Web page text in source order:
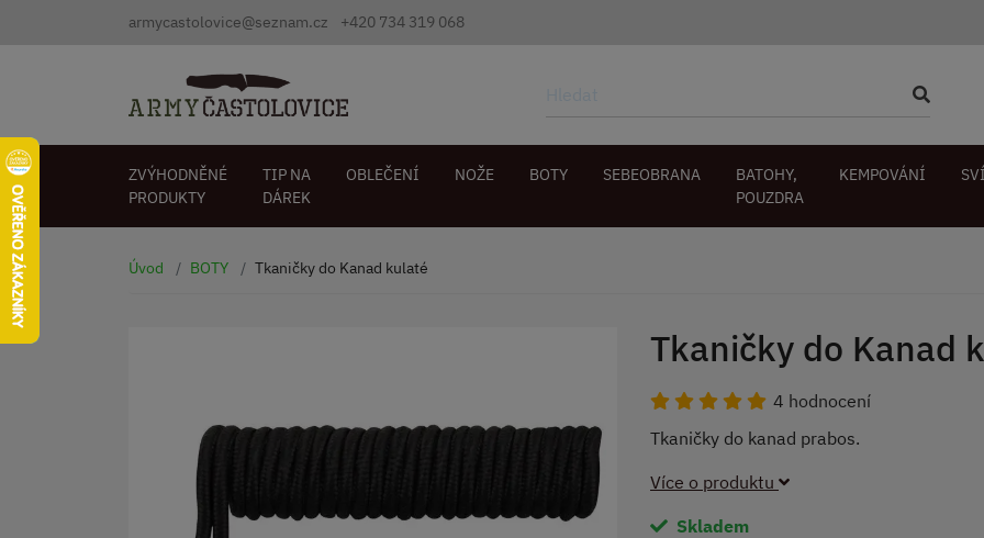
armycastolovice@seznam.cz +420 734 319 068
ZVÝHODNĚNÉ
PRODUKTY
TIP NA
DÁREK
OBLEČENÍ NOŽE BOTY SEBEOBRANA
BATOHY,
POUZDRA
KEMPOVÁNÍ
Úvod BOTY Tkaničky do Kanad kulaté
Tkaničky do Kanad
4 hodnocení
Tkaničky do kanad prabos.
Více o produktu
Skladem